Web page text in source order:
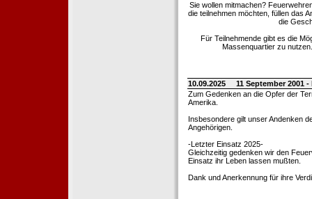
Sie wollen mitmachen?
die teilnehmen möchten, füllen das
die
Für Teilnehmende gibt es die
Massenquartier zu
10.09.2025
11 September 2001
Zum Gedenken an die Opfer der
Amerika.
Insbesondere gilt unser Andenken
Angehörigen.
-Letzter Einsatz 2025-
Gleichzeitig gedenken wir den
Einsatz ihr Leben lassen mußten.
Dank und Anerkennung für ihre